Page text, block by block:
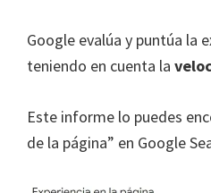
Google evalúa y puntúa la
teniendo en cuenta la
Este informe lo puedes
de la página” en Google